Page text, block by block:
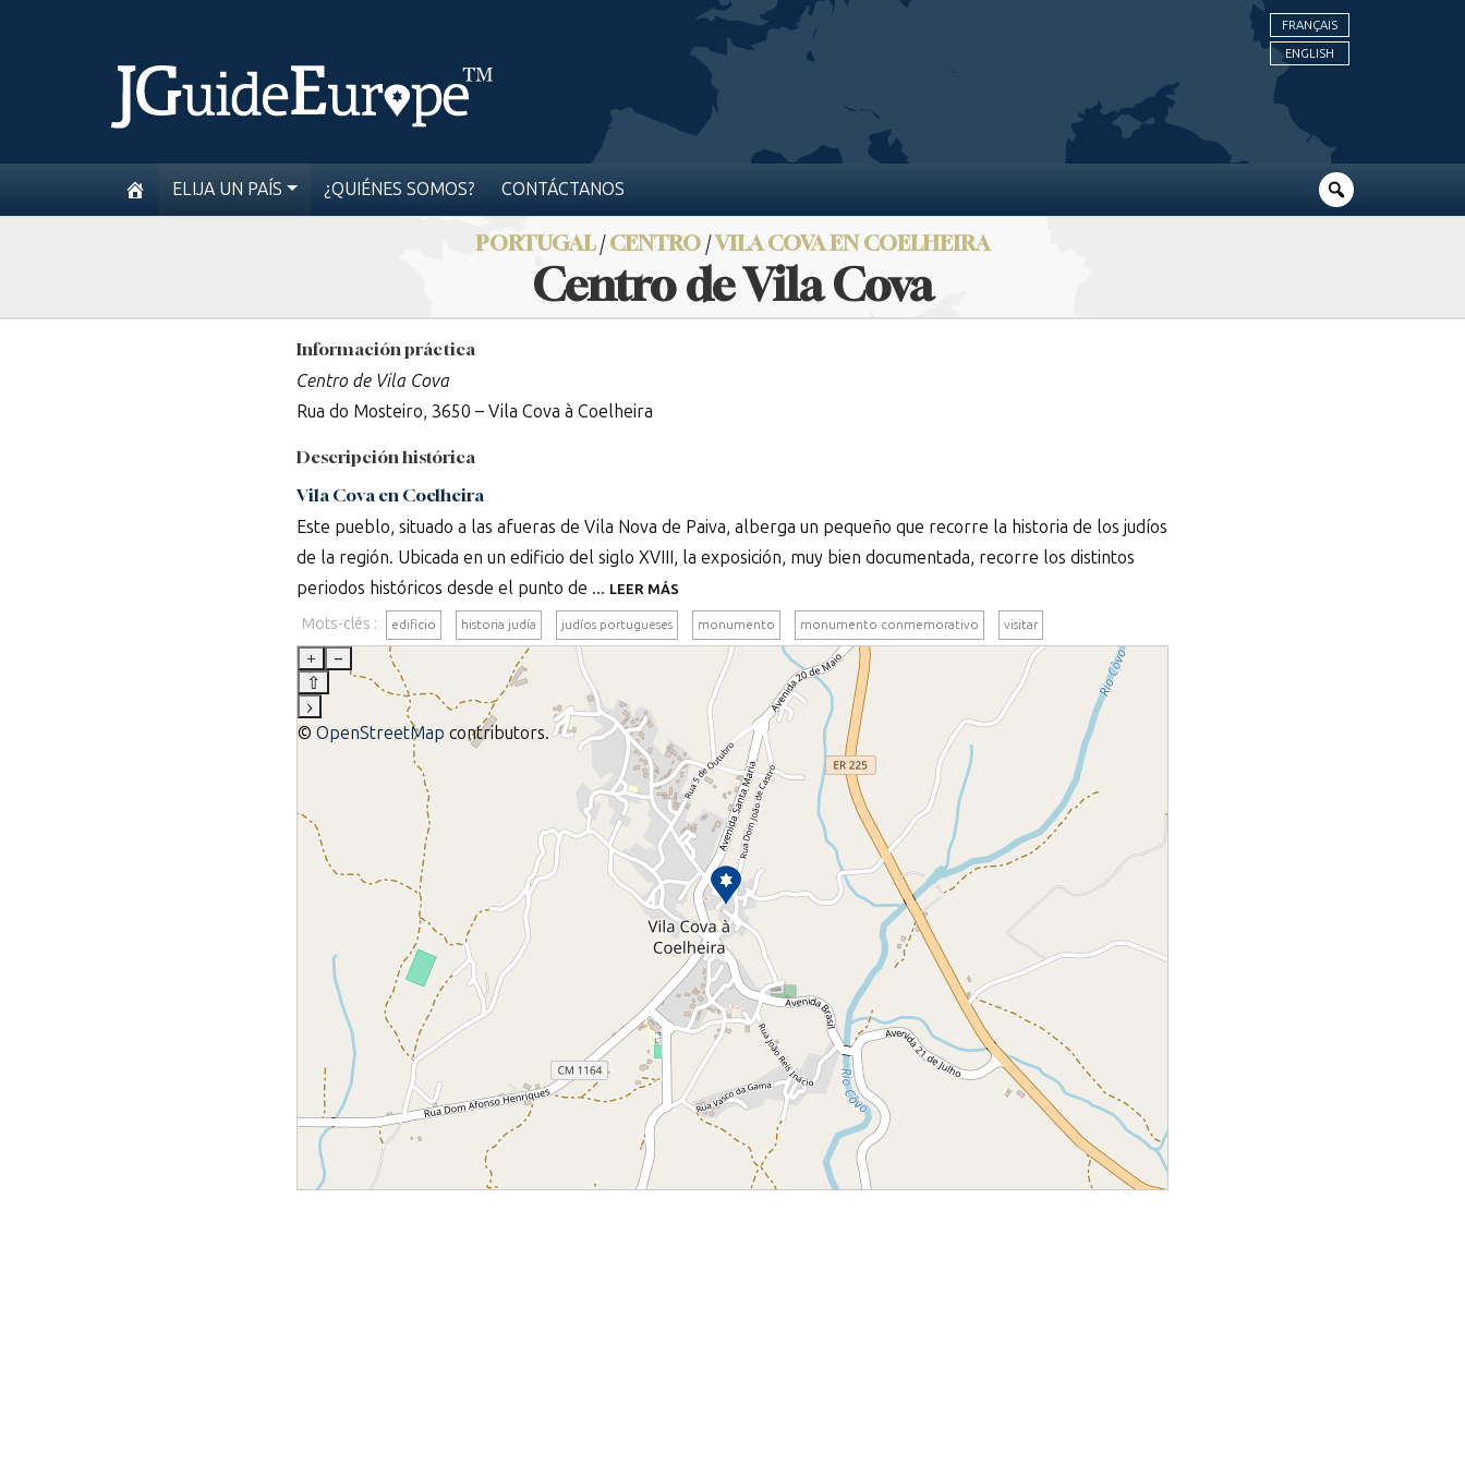
FRANÇAIS
ENGLISH
ELIJA UN PAÍS ¿QUIÉNES SOMOS? CONTÁCTANOS
PORTUGAL/CENTRO /VILA COVA EN COELHEIRA
Centro de Vila Cova
Información práctica
Centro de Vila Cova
Rua do Mosteiro, 3650 – Vila Cova à Coelheira
Descripción histórica
Vila Cova en Coelheira
Este pueblo, situado a las afueras de Vila Nova de Paiva, alberga un pequeño que recorre la historia de los judíos
de la región. Ubicada en un edificio del siglo XVIII, la exposición, muy bien documentada, recorre los distintos
periodos históricos desde el punto de ... LEER MÁS
Mots-clés : edificio historia judía judíos portugueses monumento monumento conmemorativo visitar
+
–
⇧
›
© OpenStreetMap contributors.